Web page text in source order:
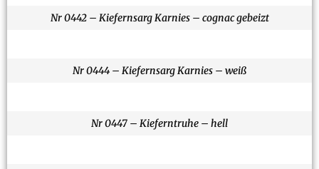
Nr 0442 – Kiefernsarg Karnies – cognac gebeizt
Nr 0444 – Kiefernsarg Karnies – weiß
Nr 0447 – Kieferntruhe – hell